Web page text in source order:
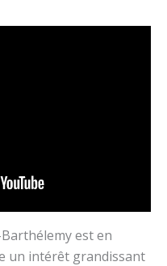
est en
un intérêt grandissant